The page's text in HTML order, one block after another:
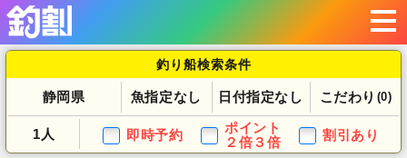
釣り船検索条件
静岡県 魚指定なし 日付指定なし こだわり (0)
1人 即時予約
ポイント
２倍３倍
割引あり